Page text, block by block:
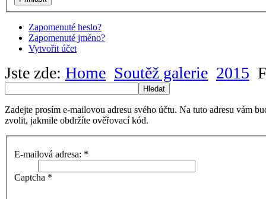
Zapomenuté heslo?
Zapomenuté jméno?
Vytvořit účet
Jste zde: Home Soutěž galerie 2015
Hledat
Zadejte prosím e-mailovou adresu svého účtu. Na tuto adresu vám
zvolit, jakmile obdržíte ověřovací kód.
E-mailová adresa: *
Captcha *